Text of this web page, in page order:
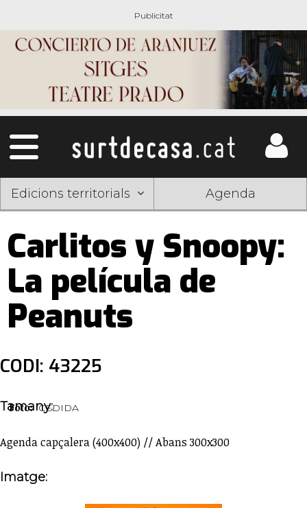
Edicions territorials Agenda
Carlitos y Snoopy:
La película de
Peanuts
CODI: 43225
Foto: CEDIDA
Tamany:
Agenda capçalera (400x400) // Abans 300x300
Imatge: